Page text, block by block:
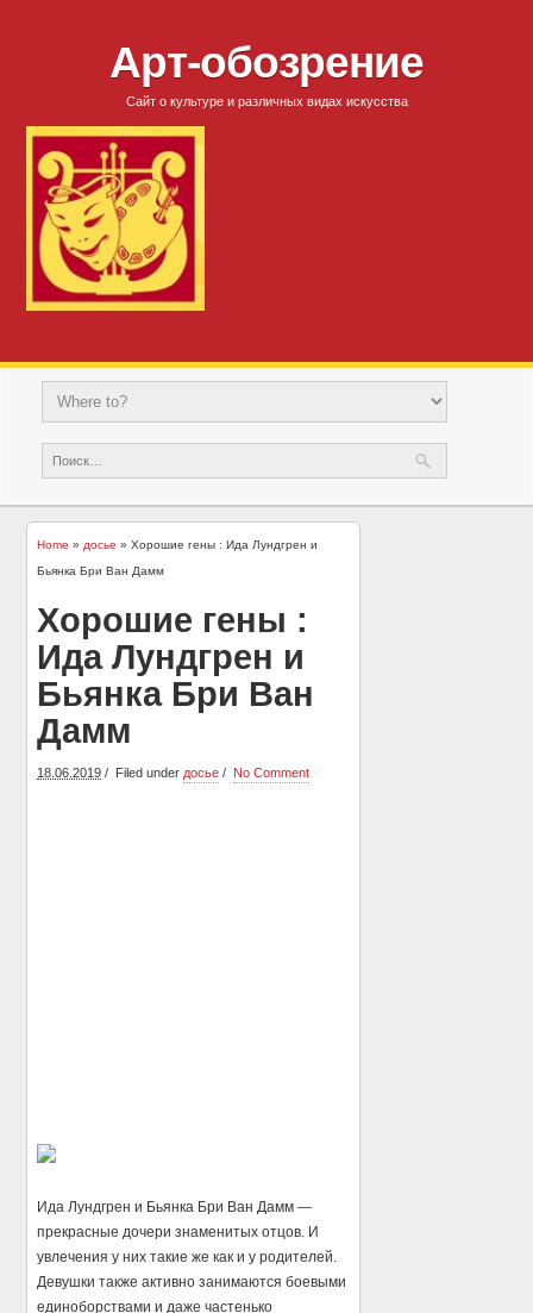
Арт-обозрение
Сайт о культуре и различных видах искусства
Home »досье » Хорошие гены : Ида Лундгpeн и
Бьянка Бри Ван Дамм
Хорошие гены :
Ида Лундгpeн и
Бьянка Бри Ван
Дамм
18.06.2019 Filed under досье No Comment
Ида Лундгpeн и Бьянка Бри Ван Дамм —
прекрасные дочери знаменитых отцов. И
увлечения у них такие же как и у родителей.
Девушки также активно занимаются боевыми
единоборствами и даже частенько